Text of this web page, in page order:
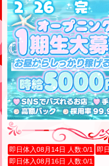
即日体入08月14日 人数:0/1 即
即日体入08月16日 人数:0/1